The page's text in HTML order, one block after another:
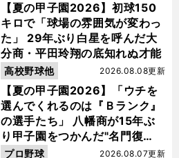
【夏の甲子園2026】初球150
キロで「球場の雰囲気が変わっ
た」 29年ぶり白星を呼んだ大
分商・平田玲翔の底知れぬ才能
【夏の甲子園2026】「ウチを
選んでくれるのは『Ｂランク』
の選手たち」 八幡商が15年ぶ
り甲子園をつかんだ"名門復
活"の舞台裏
2026.08.08更新
高校野球他
2026.08.07更新
プロ野球